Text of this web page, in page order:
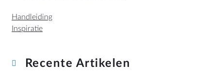
Handleiding
Inspiratie
Recente Artikelen